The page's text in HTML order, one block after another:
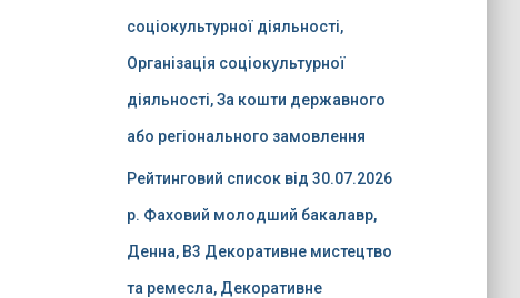
соціокультурної діяльності,
Організація соціокультурної
діяльності, За кошти державного
або регіонального замовлення
Рейтинговий список від 30.07.2026
р. Фаховий молодший бакалавр,
Денна, B3 Декоративне мистецтво
та ремесла, Декоративне